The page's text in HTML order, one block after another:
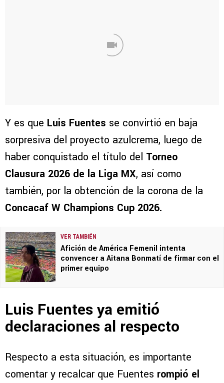
Y es que Luis Fuentes se convirtió en baja
sorpresiva del proyecto azulcrema, luego de
haber conquistado el título del Torneo
Clausura 2026 de la Liga MX, así como
también, por la obtención de la corona de la
Concacaf W Champions Cup 2026.
VER TAMBIÉN
Afición de América Femenil intenta
convencer a Aitana Bonmatí de firmar con el
primer equipo
Luis Fuentes ya emitió
declaraciones al respecto
Respecto a esta situación, es importante
comentar y recalcar que Fuentes rompió el